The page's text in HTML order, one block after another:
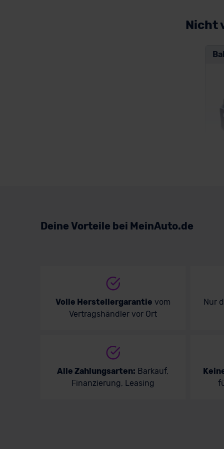
Nicht
Deine Vorteile bei MeinAuto.de
Volle Herstellergarantie vom
Vertragshändler vor Ort
Nur
Alle Zahlungsarten: Barkauf,
Finanzierung, Leasing